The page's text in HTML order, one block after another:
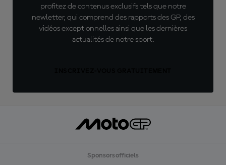
profitez de contenus exclusifs tels que notre
newletter, qui comprend des rapports des GP, des
vidéos exceptionnelles ainsi que les dernières
actualités de notre sport.
Sponsors officiels